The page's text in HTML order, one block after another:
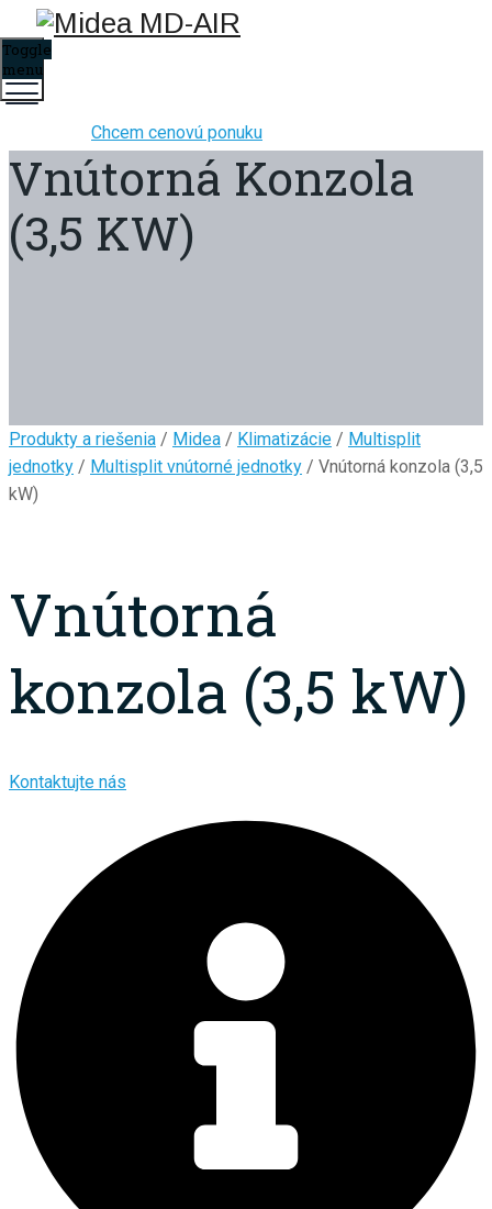
Chcem cenovú ponuku
Toggle
menu
Vnútorná Konzola
(3,5 KW)
Produkty a riešenia / Midea / Klimatizácie / Multisplit
jednotky / Multisplit vnútorné jednotky / Vnútorná konzola (3,5
kW)
Vnútorná
konzola (3,5 kW)
Kontaktujte nás